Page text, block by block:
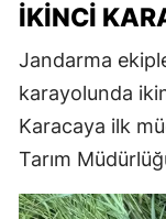
İKINCI
Jandarma
karayolunda
Karacaya ilk
Tarım